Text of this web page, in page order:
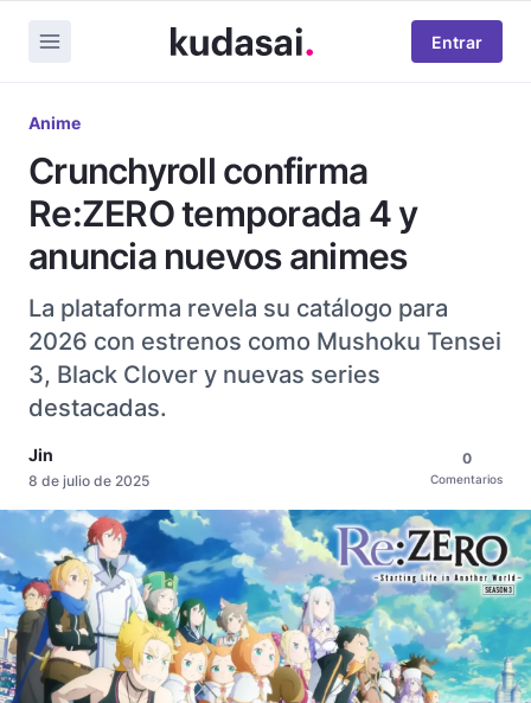
Entrar
Anime
Crunchyroll confirma
Re:ZERO temporada 4 y
anuncia nuevos animes
La plataforma revela su catálogo para
2026 con estrenos como Mushoku Tensei
3, Black Clover y nuevas series
destacadas.
Jin
8 de julio de 2025
0
Comentarios